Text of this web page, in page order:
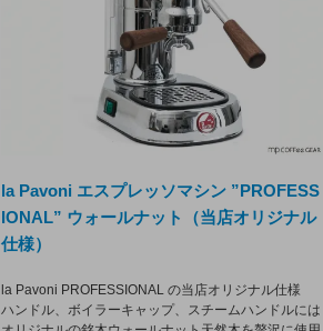
la Pavoni エスプレッソマシン ”PROFESS
IONAL” ウォールナット（当店オリジナル
仕様）
la Pavoni PROFESSIONAL の当店オリジナル仕様
ハンドル、ボイラーキャップ、スチームハンドルには